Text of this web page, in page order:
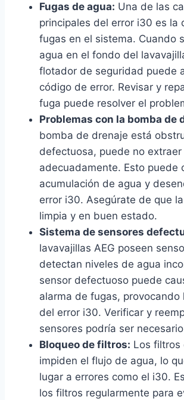
Fugas de agua: Una de las
principales del error i30 es la
fugas en el sistema. Cuando
agua en el fondo del
flotador de seguridad puede
código de error. Revisar y
fuga puede resolver el
Problemas con la bomba de
bomba de drenaje está
defectuosa, puede no extraer
adecuadamente. Esto puede
acumulación de agua y
error i30. Asegúrate de que
limpia y en buen estado.
Sistema de sensores
lavavajillas AEG poseen
detectan niveles de agua
sensor defectuoso puede
alarma de fugas, provocando
del error i30. Verificar y
sensores podría ser
Bloqueo de filtros: Los filtros
impiden el flujo de agua, lo
lugar a errores como el i30.
los filtros regularmente para